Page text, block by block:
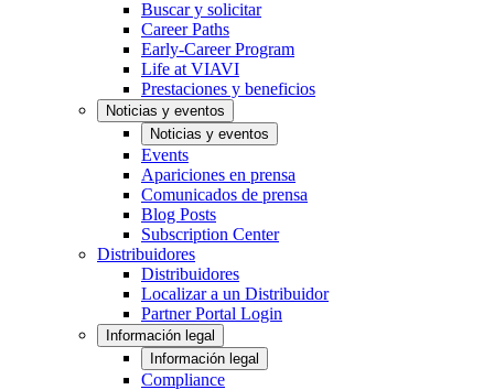
Buscar y solicitar
Career Paths
Early-Career Program
Life at VIAVI
Prestaciones y beneficios
Noticias y eventos
Noticias y eventos
Events
Apariciones en prensa
Comunicados de prensa
Blog Posts
Subscription Center
Distribuidores
Distribuidores
Localizar a un Distribuidor
Partner Portal Login
Información legal
Información legal
Compliance